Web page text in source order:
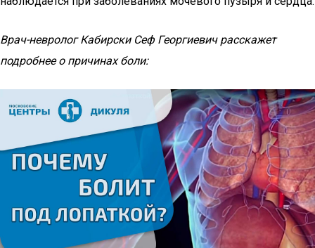
Врач-невролог Кабирски Сеф Георгиевич расскажет
подробнее о причинах боли: